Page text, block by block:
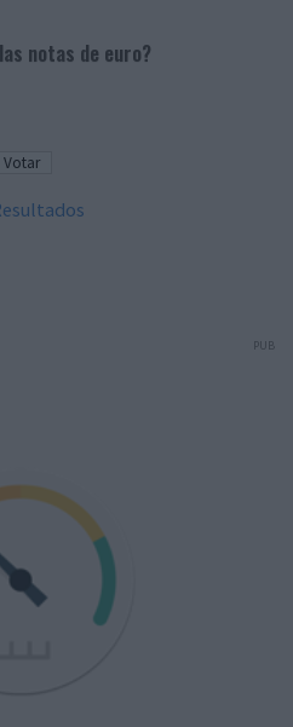
notas de euro?
PUB